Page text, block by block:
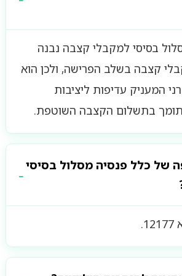
בסיסי למקבלי קצבה נבנה
קצבה בשלב הפרישה, ולכן הוא
המעניק עדיפות ליציבות
בתשלום הקצבה השוטפת.
של כלל פנסיה מסלול בסיסי